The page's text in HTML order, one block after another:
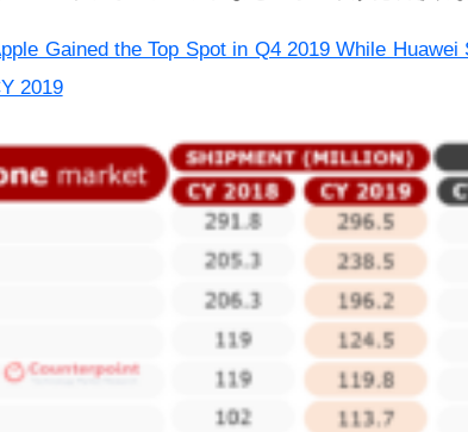
Gained the Top Spot in Q4 2019 While
2019